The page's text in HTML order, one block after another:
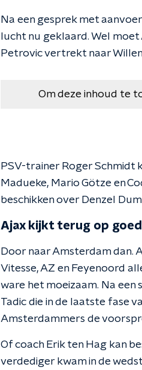
Na een gesprek met
lucht nu geklaard. Wel
Petrovic vertrekt naar
Om deze inhoud te
PSV-trainer Roger Schmidt
Madueke, Mario Götze en
beschikken over Denzel
Ajax kijkt terug op
Door naar Amsterdam dan.
Vitesse, AZ en Feyenoord
ware het moeizaam. Na een
Tadic die in de laatste fase
Amsterdammers de
Of coach Erik ten Hag kan
verdediger kwam in de